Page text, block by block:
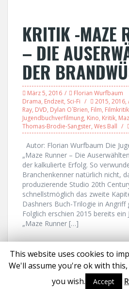
KRITIK -MAZE
– DIE
DER
März 5, 2016 Florian Wurfbaum
Drama, Endzeit, Sci-Fi 2015, 2016,
Ray, DVD, Dylan O´Brien, Film, Filmkritik
Jugendbuchverfilmung, Kino, Kritik,
Thomas-Brodie-Sangster, Wes Ball
Autor: Florian Wurfbaum Die
„Maze Runner – Die
der kalkulierte Erfolg. So
Branchenkenner natürlich nicht,
produzierende Studio 20th
schnellstmöglich das zweite
Dashners Buch-Trilogie in Angriff
Folglich erschien 2015 bereits ein
„Maze Runner […]
Proudly powered by WordPress |
This website uses cookies to
We'll assume you're ok with
you wish.
Accept